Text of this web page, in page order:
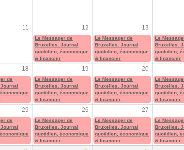
11 12 13
Le Messager de
Bruxelles. Journal
quotidien, économique
& financier
Le Messager de
Bruxelles. Journal
quotidien, économique
& financier
Le
Bruxelles.
quotidien,
& financier
18 19 20
de
Le Messager de
Bruxelles. Journal
quotidien, économique
& financier
Le Messager de
Bruxelles. Journal
quotidien, économique
& financier
Le
Bruxelles.
quotidien,
& financier
25 26 27
de
Le Messager de
Bruxelles. Journal
quotidien, économique
& financier
Le Messager de
Bruxelles. Journal
quotidien, économique
& financier
Le
Bruxelles.
quotidien,
& financier